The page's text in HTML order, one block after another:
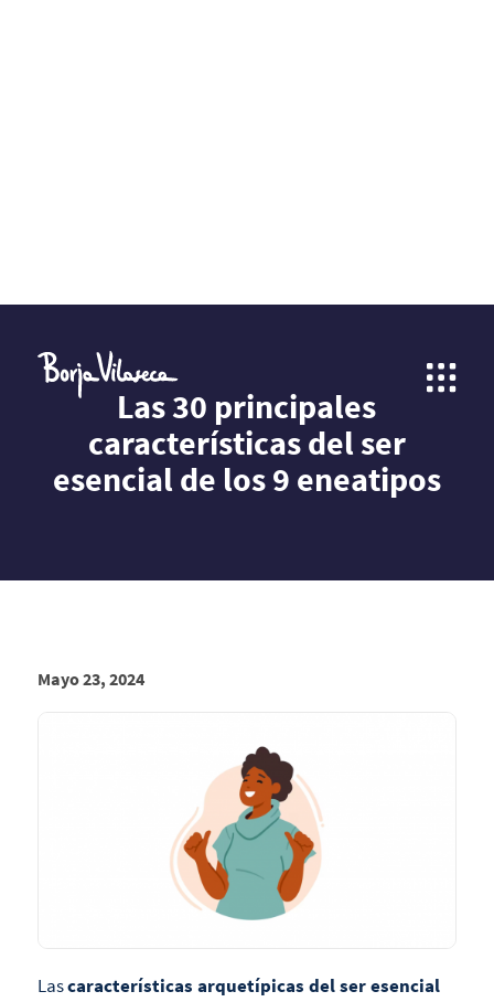
Las 30 principales
características del ser
esencial de los 9 eneatipos
Mayo 23, 2024
Lascaracterísticas arquetípicas del ser esencial